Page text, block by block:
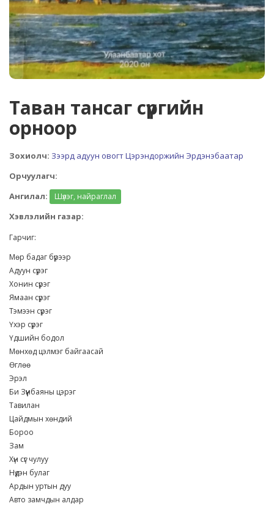
Таван тансаг сүргийн
орноор
Зохиолч: Зээрд адуун овогт Цэрэндоржийн Эрдэнэбаатар
Орчуулагч:
Ангилал:
Шүлэг, найраглал
Хэвлэлийн газар:
Гарчиг:
Мөр бадаг бүрээр
Адуун сүрэг
Хонин сүрэг
Ямаан сүрэг
Тэмээн сүрэг
Үхэр сүрэг
Үдшийн бодол
Мөнхөд цэлмэг байгаасай
Өглөө
Эрэл
Би Зүүнбаяны цэрэг
Тавилан
Цайдмын хөндий
Бороо
Зам
Хүн сүг чулуу
Нүдэн булаг
Ардын уртын дуу
Авто замчдын алдар